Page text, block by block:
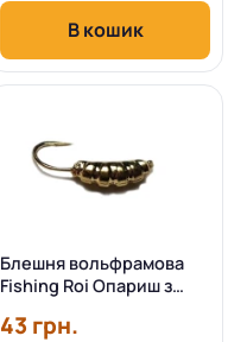
В кошик
Блешня вольфрамова
Fishing Roi Опариш з
43 грн.